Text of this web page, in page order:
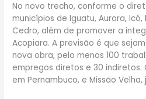
No novo trecho, conforme o
municípios de Iguatu, Aurora,
Cedro, além de promover a
Acopiara. A previsão é que
nova obra, pelo menos 100
empregos diretos e 30 indiretos.
em Pernambuco, e Missão